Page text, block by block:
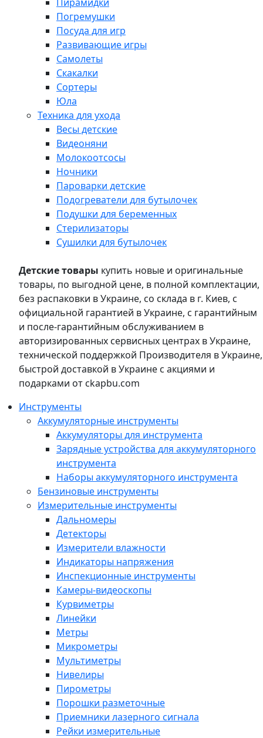
Погремушки
Посуда для игр
Развивающие игры
Самолеты
Скакалки
Сортеры
Юла
Техника для ухода
Весы детские
Видеоняни
Молокоотсосы
Ночники
Пароварки детские
Подогреватели для бутылочек
Подушки для беременных
Стерилизаторы
Сушилки для бутылочек
Детские товары купить новые и оригинальные
товары, по выгодной цене, в полной комплектации,
без распаковки в Украине, со склада в г. Киев, с
официальной гарантией в Украине, с гарантийным
и после-гарантийным обслуживанием в
авторизированных сервисных центрах в Украине,
технической поддержкой Производителя в Украине,
быстрой доставкой в Украине с акциями и
подарками от ckapbu.com
Инструменты
Аккумуляторные инструменты
Аккумуляторы для инструмента
Зарядные устройства для аккумуляторного
инструмента
Наборы аккумуляторного инструмента
Бензиновые инструменты
Измерительные инструменты
Дальномеры
Детекторы
Измерители влажности
Индикаторы напряжения
Инспекционные инструменты
Камеры-видеоскопы
Курвиметры
Линейки
Метры
Микрометры
Мультиметры
Нивелиры
Пирометры
Порошки разметочные
Приемники лазерного сигнала
Рейки измерительные